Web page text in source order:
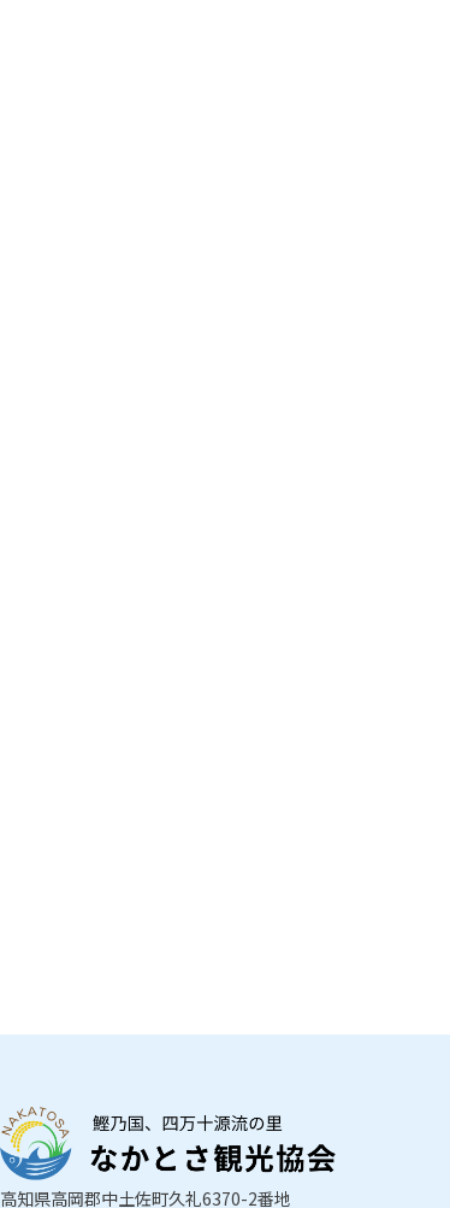
高知県高岡郡中土佐町久礼6370-2番地